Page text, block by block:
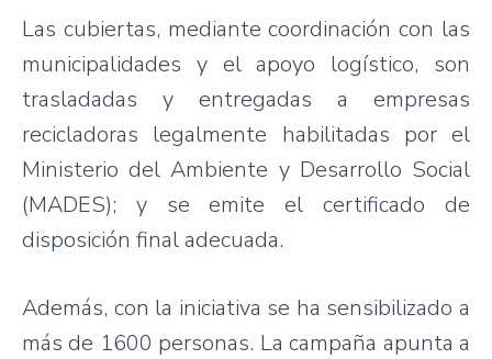
Las cubiertas, mediante coordinación con las
municipalidades y el apoyo logístico, son
trasladadas y entregadas a empresas
recicladoras legalmente habilitadas por el
Ministerio del Ambiente y Desarrollo Social
(MADES); y se emite el certificado de
disposición final adecuada.
Además, con la iniciativa se ha sensibilizado a
más de 1600 personas. La campaña apunta a